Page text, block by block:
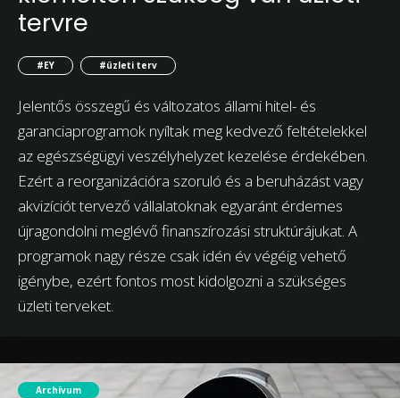
tervre
#EY #üzleti terv
Jelentős összegű és változatos állami hitel- és
garanciaprogramok nyíltak meg kedvező feltételekkel
az egészségügyi veszélyhelyzet kezelése érdekében.
Ezért a reorganizációra szoruló és a beruházást vagy
akvizíciót tervező vállalatoknak egyaránt érdemes
újragondolni meglévő finanszírozási struktúrájukat. A
programok nagy része csak idén év végéig vehető
igénybe, ezért fontos most kidolgozni a szükséges
üzleti terveket.
Archívum